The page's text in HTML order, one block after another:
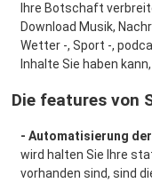
Ihre Botschaft
Download Musik,
Wetter -, Sport -,
Inhalte Sie haben
Die features von
- Automatisierung
wird halten Sie Ihre
vorhanden sind, sind